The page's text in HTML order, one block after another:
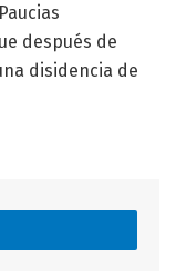
después de
disidencia de